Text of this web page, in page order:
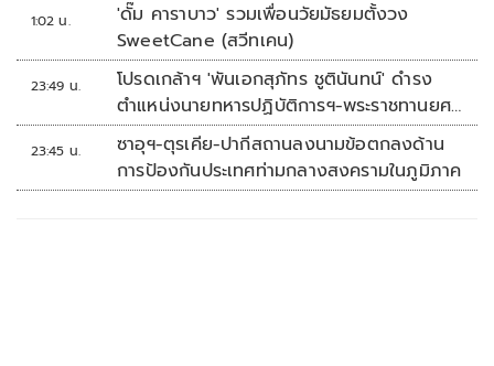
1:02 น.
'ดั๊ม คาราบาว' รวมเพื่อนวัยมัธยมตั้งวง
SweetCane (สวีทเคน)
23:49 น.
โปรดเกล้าฯ 'พันเอกสุภัทร ชูตินันทน์' ดำรง
ตำแหน่งนายทหารปฏิบัติการฯ-พระราชทานยศ
'พลตรี'
23:45 น.
ซาอุฯ-ตุรเคีย-ปากีสถานลงนามข้อตกลงด้าน
การป้องกันประเทศท่ามกลางสงครามในภูมิภาค